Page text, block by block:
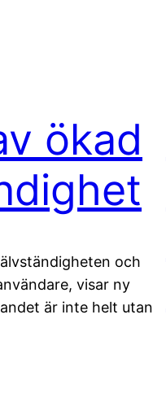
ökad
och
visar ny
är inte helt utan